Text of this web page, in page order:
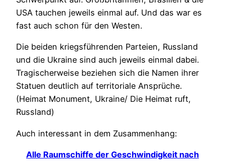
USA tauchen jeweils einmal auf. Und das war es
fast auch schon für den Westen.
Die beiden kriegsführenden Parteien, Russland
und die Ukraine sind auch jeweils einmal dabei.
Tragischerweise beziehen sich die Namen ihrer
Statuen deutlich auf territoriale Ansprüche.
(Heimat Monument, Ukraine/ Die Heimat ruft,
Russland)
Auch interessant in dem Zusammenhang:
Alle Raumschiffe der Geschwindigkeit nach